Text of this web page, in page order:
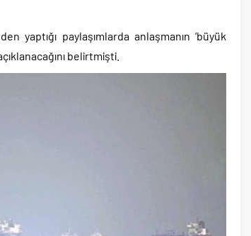
yaptığı paylaşımlarda anlaşmanın ‘büyük
belirtmişti.